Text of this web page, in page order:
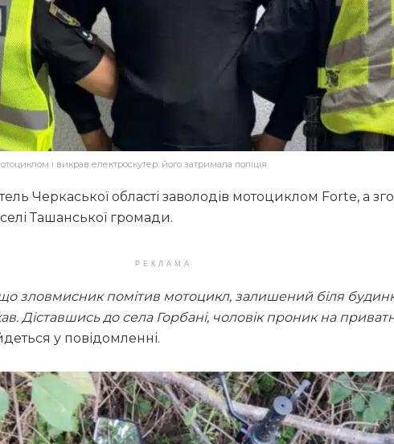
і викрав електроскутер: його затримала поліція
Черкаської області заволодів мотоциклом Forte, а
Ташанської громади.
РЕКЛАМА
зловмисник помітив мотоцикл, залишений біля
Діставшись до села Горбані, чоловік проник на
у повідомленні.